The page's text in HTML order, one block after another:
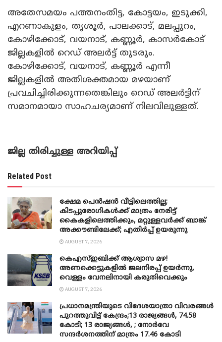
അതേസമയം പത്തനംതിട്ട, കോട്ടയം, ഇടുക്കി,
എറണാകുളം, തൃശൂർ, പാലക്കാട്, മലപ്പുറം,
കോഴിക്കോട്, വയനാട്, കണ്ണൂർ, കാസർകോട്
ജില്ലകളിൽ റെഡ് അലർട്ട് തുടരും.
കോഴിക്കോട്, വയനാട്, കണ്ണൂർ എന്നീ
ജില്ലകളിൽ അതിശക്തമായ മഴയാണ്
പ്രവചിച്ചിരിക്കുന്നതെങ്കിലും റെഡ് അലർട്ടിന്
സമാനമായാ സാഹചര്യമാണ് നിലവിലുള്ളത്.
ജില്ല തിരിച്ചുള്ള അറിയിപ്പ്
Related Post
ക്ഷേമ പെൻഷൻ വീട്ടിലെത്തില്ല;
കിടപ്പുരോഗികൾക്ക് മാത്രം നേരിട്ട്
കൈകളിലെത്തിക്കും, മറ്റുള്ളവർക്ക് ബാങ്ക്
അക്കൗണ്ടിലേക്ക്; എതിർപ്പ് ഉയരുന്നു
AUGUST 7, 2026
കെഎസ്ഇബിക്ക് ആശ്വാസ മഴ!
അണക്കെട്ടുകളിൽ ജലനിരപ്പ് ഉയർന്നു,
വെള്ളം വേനലിനായി കരുതിവെക്കും
AUGUST 7, 2026
പ്രധാനമന്ത്രിയുടെ വിദേശയാത്രാ വിവരങ്ങൾ
പുറത്തുവിട്ട് കേന്ദ്രം;13 രാജ്യങ്ങൾ, 74.58
കോടി; 13 രാജ്യങ്ങൾ, ; നോർവേ
സന്ദർശനത്തിന് മാത്രം 17.46 കോടി